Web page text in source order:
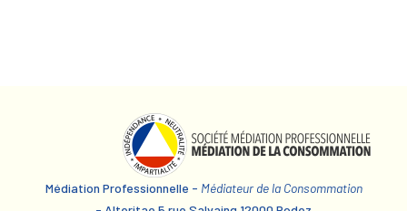
Médiation Professionnelle - Médiateur de la Consommation